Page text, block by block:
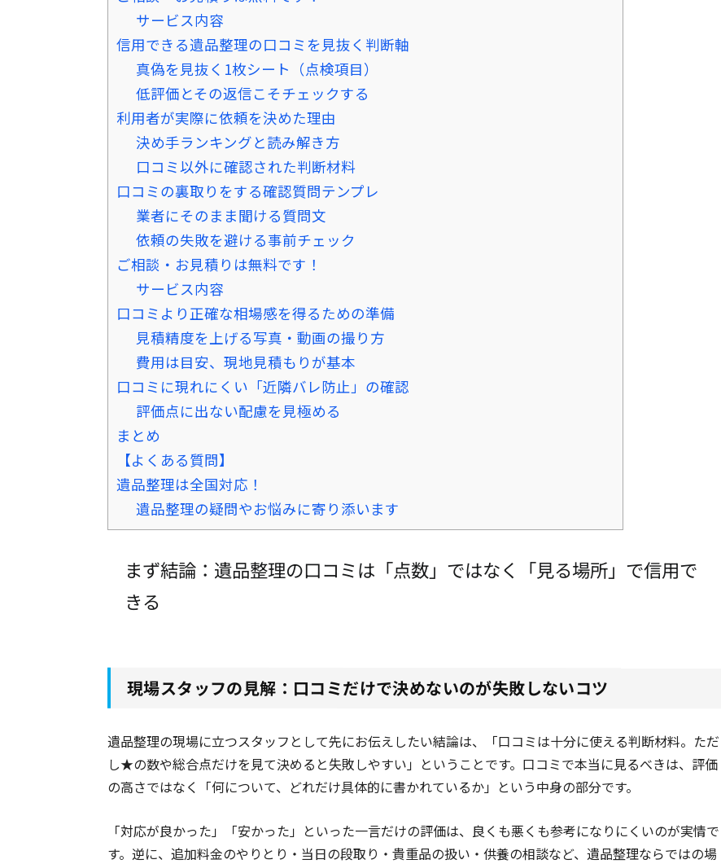
サービス内容
信用できる遺品整理の口コミを見抜く判断軸
真偽を見抜く1枚シート（点検項目）
低評価とその返信こそチェックする
利用者が実際に依頼を決めた理由
決め手ランキングと読み解き方
口コミ以外に確認された判断材料
口コミの裏取りをする確認質問テンプレ
業者にそのまま聞ける質問文
依頼の失敗を避ける事前チェック
ご相談・お見積りは無料です！
サービス内容
口コミより正確な相場感を得るための準備
見積精度を上げる写真・動画の撮り方
費用は目安、現地見積もりが基本
口コミに現れにくい「近隣バレ防止」の確認
評価点に出ない配慮を見極める
まとめ
【よくある質問】
遺品整理は全国対応！
遺品整理の疑問やお悩みに寄り添います
まず結論：遺品整理の口コミは「点数」ではなく「見る場所」で信用で
きる
現場スタッフの見解：口コミだけで決めないのが失敗しないコツ
遺品整理の現場に立つスタッフとして先にお伝えしたい結論は、「口コミは十分に使える判断材料。ただ
し★の数や総合点だけを見て決めると失敗しやすい」ということです。口コミで本当に見るべきは、評価
の高さではなく「何について、どれだけ具体的に書かれているか」という中身の部分です。
「対応が良かった」「安かった」といった一言だけの評価は、良くも悪くも参考になりにくいのが実情で
す。逆に、追加料金のやりとり・当日の段取り・貴重品の扱い・供養の相談など、遺品整理ならではの場